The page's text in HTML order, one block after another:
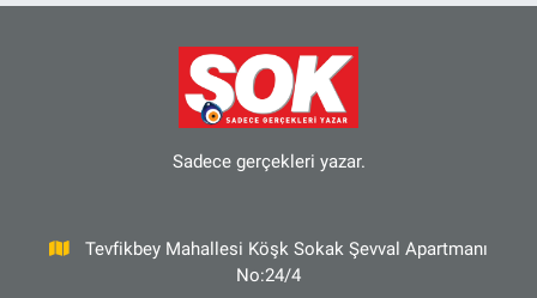
Sadece gerçekleri yazar.
Tevfikbey Mahallesi Köşk Sokak Şevval Apartmanı
No:24/4